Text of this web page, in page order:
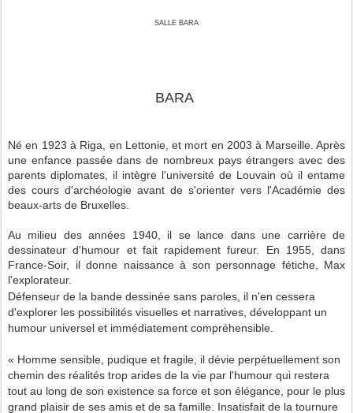
SALLE BARA
BARA
Né en 1923 à Riga, en Lettonie, et mort en 2003 à Marseille. Après
une enfance passée dans de nombreux pays étrangers avec des
parents diplomates, il intègre l'université de Louvain où il entame
des cours d'archéologie avant de s'orienter vers l'Académie des
beaux-arts de Bruxelles.
Au milieu des années 1940, il se lance dans une carrière de
dessinateur d'humour et fait rapidement fureur. En 1955, dans
France-Soir, il donne naissance à son personnage fétiche, Max
l'explorateur.
Défenseur de la bande dessinée sans paroles, il n'en cessera
d'explorer les possibilités visuelles et narratives, développant un
humour universel et immédiatement compréhensible.
« Homme sensible, pudique et fragile, il dévie perpétuellement son
chemin des réalités trop arides de la vie par l'humour qui restera
tout au long de son existence sa force et son élégance, pour le plus
grand plaisir de ses amis et de sa famille. Insatisfait de la tournure